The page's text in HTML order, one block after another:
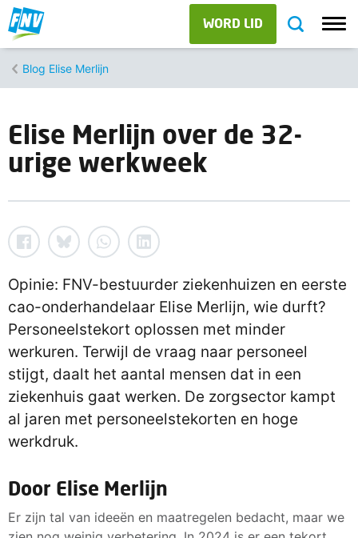
WORD LID
Blog Elise Merlijn
Elise Merlijn over de 32-
urige werkweek
Opinie: FNV-bestuurder ziekenhuizen en eerste
cao-onderhandelaar Elise Merlijn, wie durft?
Personeelstekort oplossen met minder
werkuren. Terwijl de vraag naar personeel
stijgt, daalt het aantal mensen dat in een
ziekenhuis gaat werken. De zorgsector kampt
al jaren met personeelstekorten en hoge
werkdruk.
Door Elise Merlijn
Er zijn tal van ideeën en maatregelen bedacht, maar we